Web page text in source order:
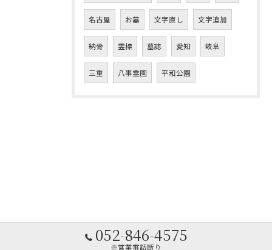
名古屋 お墓 文字直し 文字追加
納骨 霊標 墓誌 愛知 岐阜
三重 八事霊園 平和公園
052-846-4575
※営業電話断り